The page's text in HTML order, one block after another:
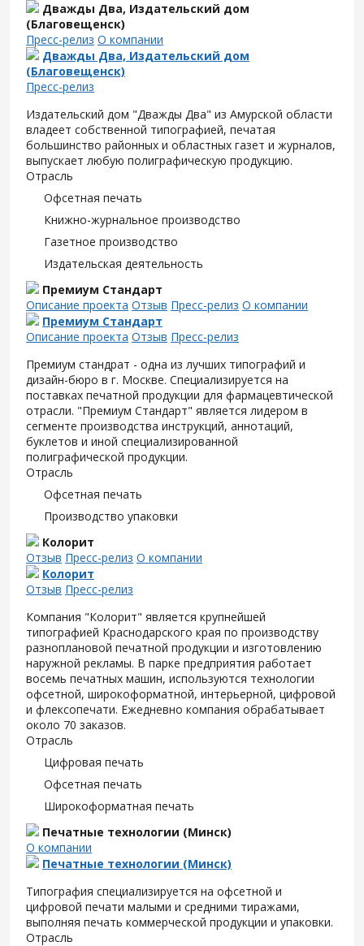
Дважды Два, Издательский дом
(Благовещенск)
Пресс-релиз О компании
Дважды Два, Издательский дом
(Благовещенск)
Пресс-релиз
Издательский дом "Дважды Два" из Амурской области
владеет собственной типографией, печатая
большинство районных и областных газет и журналов,
выпускает любую полиграфическую продукцию.
Отрасль
Офсетная печать
Книжно-журнальное производство
Газетное производство
Издательская деятельность
Премиум Стандарт
Описание проекта Отзыв Пресс-релиз О компании
Премиум Стандарт
Описание проекта Отзыв Пресс-релиз
Премиум стандрат - одна из лучших типографий и
дизайн-бюро в г. Москве. Специализируется на
поставках печатной продукции для фармацевтической
отрасли. "Премиум Стандарт" является лидером в
сегменте производства инструкций, аннотаций,
буклетов и иной специализированной
полиграфической продукции.
Отрасль
Офсетная печать
Производство упаковки
Колорит
Отзыв Пресс-релиз О компании
Колорит
Отзыв Пресс-релиз
Компания "Колорит" является крупнейшей
типографией Краснодарского края по производству
разноплановой печатной продукции и изготовлению
наружной рекламы. В парке предприятия работает
восемь печатных машин, используются технологии
офсетной, широкоформатной, интерьерной, цифровой
и флексопечати. Ежедневно компания обрабатывает
около 70 заказов.
Отрасль
Цифровая печать
Офсетная печать
Широкоформатная печать
Печатные технологии (Минск)
О компании
Печатные технологии (Минск)
Типография специализируется на офсетной и
цифровой печати малыми и средними тиражами,
выполняя печать коммерческой продукции и упаковки.
Отрасль